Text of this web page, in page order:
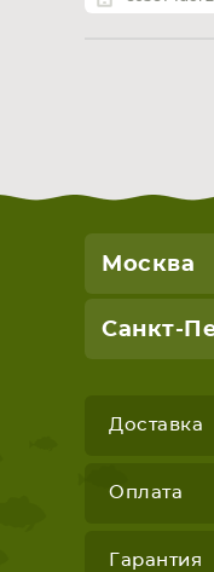
Москва
Санкт-
Доставка
Оплата
Гарантия